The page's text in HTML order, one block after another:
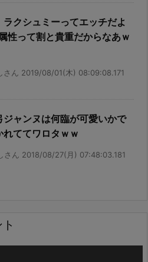
ラクシュミーってエッチだよ
性って割と貴重だからなあｗ
さん 2019/08/01(木) 08:09:08.171
ジャンヌは何臨が可愛いかで
れててワロタｗｗ
さん 2018/08/27(月) 07:48:03.181